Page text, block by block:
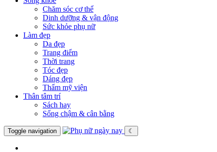
Chăm sóc cơ thể
Dinh dưỡng & vận động
Sức khỏe phụ nữ
Làm đẹp
Da đẹp
Trang điểm
Thời trang
Tóc đẹp
Dáng đẹp
Thẩm mỹ viện
Thân tâm trí
Sách hay
Sống chậm & cân bằng
Toggle navigation ☾